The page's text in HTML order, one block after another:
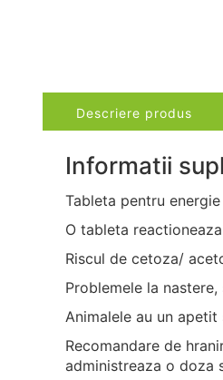
Descriere produs
Informatii
Tableta pentru
O tableta
Riscul de cetoza/
Problemele la
Animalele au un
Recomandare de
administreaza o doza